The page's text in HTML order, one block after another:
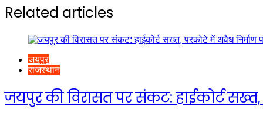
Related articles
जयपुर
राजस्थान
जयपुर की विरासत पर संकट: हाईकोर्ट